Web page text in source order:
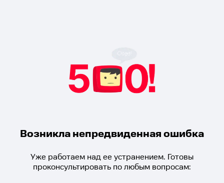
Возникла непредвиденная ошибка
Уже работаем над ее устранением. Готовы
проконсультировать по любым вопросам: